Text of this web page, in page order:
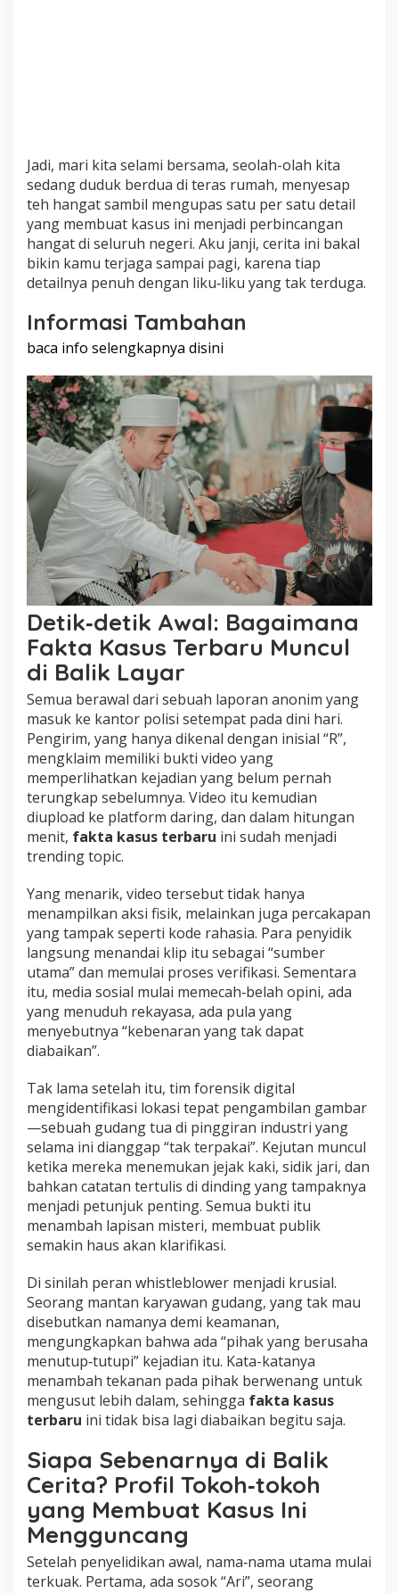
Jadi, mari kita selami bersama, seolah-olah kita
sedang duduk berdua di teras rumah, menyesap
teh hangat sambil mengupas satu per satu detail
yang membuat kasus ini menjadi perbincangan
hangat di seluruh negeri. Aku janji, cerita ini bakal
bikin kamu terjaga sampai pagi, karena tiap
detailnya penuh dengan liku‑liku yang tak terduga.
Informasi Tambahan
baca info selengkapnya disini
Detik‑detik Awal: Bagaimana
Fakta Kasus Terbaru Muncul
di Balik Layar
Semua berawal dari sebuah laporan anonim yang
masuk ke kantor polisi setempat pada dini hari.
Pengirim, yang hanya dikenal dengan inisial “R”,
mengklaim memiliki bukti video yang
memperlihatkan kejadian yang belum pernah
terungkap sebelumnya. Video itu kemudian
diupload ke platform daring, dan dalam hitungan
menit, fakta kasus terbaru ini sudah menjadi
trending topic.
Yang menarik, video tersebut tidak hanya
menampilkan aksi fisik, melainkan juga percakapan
yang tampak seperti kode rahasia. Para penyidik
langsung menandai klip itu sebagai “sumber
utama” dan memulai proses verifikasi. Sementara
itu, media sosial mulai memecah‑belah opini, ada
yang menuduh rekayasa, ada pula yang
menyebutnya “kebenaran yang tak dapat
diabaikan”.
Tak lama setelah itu, tim forensik digital
mengidentifikasi lokasi tepat pengambilan gambar
—sebuah gudang tua di pinggiran industri yang
selama ini dianggap “tak terpakai”. Kejutan muncul
ketika mereka menemukan jejak kaki, sidik jari, dan
bahkan catatan tertulis di dinding yang tampaknya
menjadi petunjuk penting. Semua bukti itu
menambah lapisan misteri, membuat publik
semakin haus akan klarifikasi.
Di sinilah peran whistleblower menjadi krusial.
Seorang mantan karyawan gudang, yang tak mau
disebutkan namanya demi keamanan,
mengungkapkan bahwa ada “pihak yang berusaha
menutup‑tutupi” kejadian itu. Kata-katanya
menambah tekanan pada pihak berwenang untuk
mengusut lebih dalam, sehingga fakta kasus
terbaru ini tidak bisa lagi diabaikan begitu saja.
Siapa Sebenarnya di Balik
Cerita? Profil Tokoh‑tokoh
yang Membuat Kasus Ini
Mengguncang
Setelah penyelidikan awal, nama‑nama utama mulai
terkuak. Pertama, ada sosok “Ari”, seorang